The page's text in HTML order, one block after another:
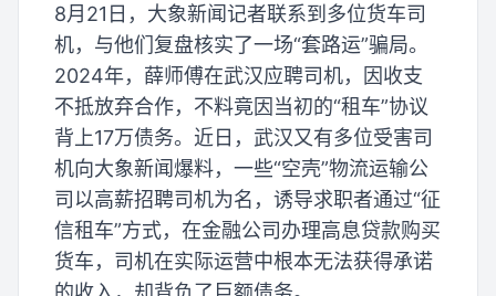
8月21日，大象新闻记者联系到多位货车司
机，与他们复盘核实了一场“套路运”骗局。
2024年，薛师傅在武汉应聘司机，因收支
不抵放弃合作，不料竟因当初的“租车”协议
背上17万债务。近日，武汉又有多位受害司
机向大象新闻爆料，一些“空壳”物流运输公
司以高薪招聘司机为名，诱导求职者通过“征
信租车”方式，在金融公司办理高息贷款购买
货车，司机在实际运营中根本无法获得承诺